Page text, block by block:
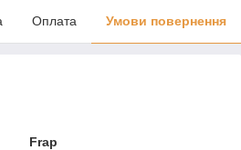
Оплата Умови повернення
Frap